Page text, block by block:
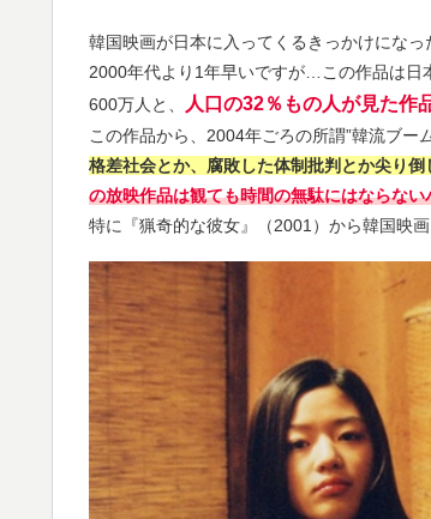
韓国映画が日本に入ってくるきっかけになっ
2000年代より1年早いですが…この作品は日
600万人と、
人口の32％もの人が見た作
この作品から、2004年ごろの所謂”韓流ブー
格差社会とか、腐敗した体制批判とか尖り倒
の放映作品は観ても時間の無駄にはならな
特に『猟奇的な彼女』（2001）から韓国映